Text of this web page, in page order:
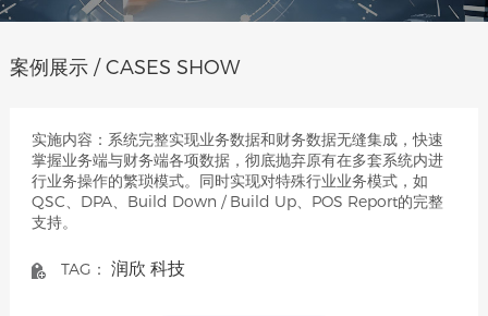
案例展示 / CASES SHOW
实施内容：系统完整实现业务数据和财务数据无缝集成，快速
掌握业务端与财务端各项数据，彻底抛弃原有在多套系统内进
行业务操作的繁琐模式。同时实现对特殊行业业务模式，如
QSC、DPA、Build Down / Build Up、POS Report的完整
支持。
TAG： 润欣 科技